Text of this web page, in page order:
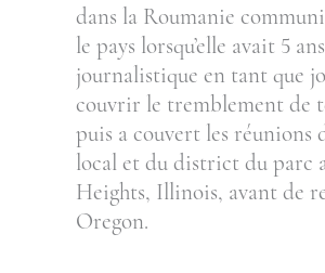
dans la Roumanie
le pays lorsqu’elle avait 5
journalistique en tant que
couvrir le tremblement de
puis a couvert les
local et du district du parc
Heights, Illinois, avant de
Oregon.